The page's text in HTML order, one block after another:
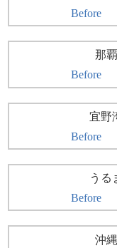
Before
那
Before
宜
Before
う
Before
沖